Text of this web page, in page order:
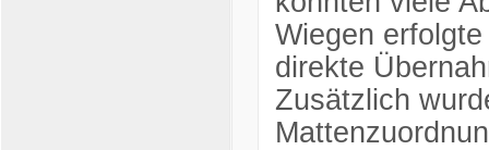
Wiegen
direkte
Zusätzlich